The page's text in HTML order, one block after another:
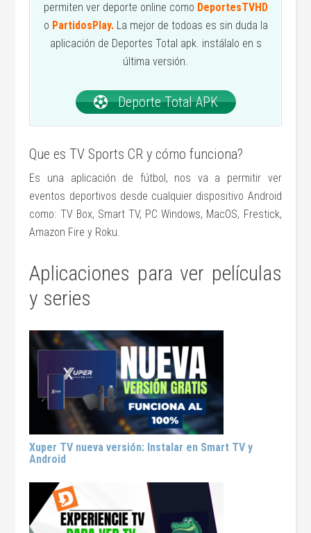
permiten ver deporte online como DeportesTVHD
o PartidosPlay. La mejor de todoas es sin duda la
aplicación de Deportes Total apk. instálalo en s
última versión.
Deporte Total APK
Que es TV Sports CR y cómo funciona?
Es una aplicación de fútbol, nos va a permitir ver
eventos deportivos desde cualquier dispositivo Android
como: TV Box, Smart TV, PC Windows, MacOS, Frestick,
Amazon Fire y Roku.
Aplicaciones para ver películas
y series
Xuper TV nueva versión: Instalar en Smart TV y
Android